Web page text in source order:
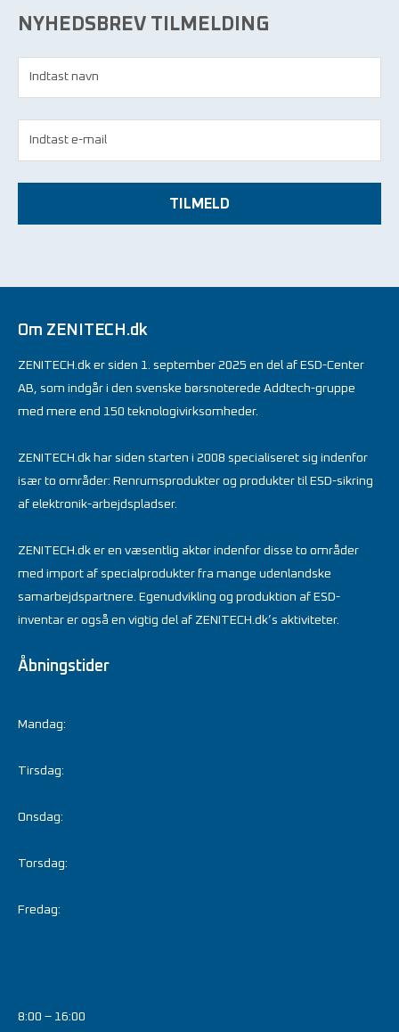
NYHEDSBREV TILMELDING
TILMELD
Om ZENITECH.dk
ZENITECH.dk er siden 1. september 2025 en del af ESD-Center
AB, som indgår i den svenske børsnoterede Addtech-gruppe
med mere end 150 teknologivirksomheder.
ZENITECH.dk har siden starten i 2008 specialiseret sig indenfor
især to områder: Renrumsprodukter og produkter til ESD-sikring
af elektronik-arbejdspladser.
ZENITECH.dk er en væsentlig aktør indenfor disse to områder
med import af specialprodukter fra mange udenlandske
samarbejdspartnere. Egenudvikling og produktion af ESD-
inventar er også en vigtig del af ZENITECH.dk’s aktiviteter.
Åbningstider
Mandag:
Tirsdag:
Onsdag:
Torsdag:
Fredag:
8:00 – 16:00